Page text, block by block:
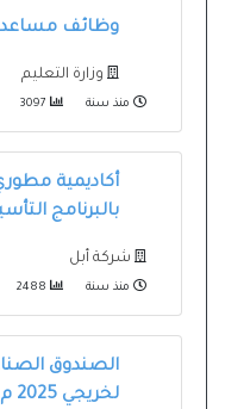
وظائف
وزارة التعليم
منذ سنة
أكاديمية
بالبرنامج
شركة أبل
منذ سنة
الصندوق
لخريجي 2025 م بجميع التخصصات